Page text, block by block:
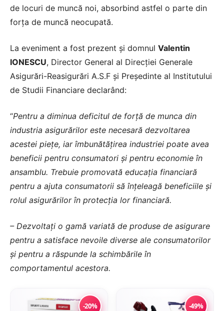
de locuri de muncă noi, absorbind astfel o parte din
forța de muncă neocupată.
La eveniment a fost prezent și domnul Valentin
IONESCU, Director General al Direcției Generale
Asigurări-Reasigurări A.S.F și Preşedinte al Institutului
de Studii Financiare declarând:
“Pentru a diminua deficitul de forță de munca din
industria asigurărilor este necesară dezvoltarea
acestei piețe, iar îmbunătățirea industriei poate avea
beneficii pentru consumatori și pentru economie în
ansamblu. Trebuie promovată educația financiară
pentru a ajuta consumatorii să înțeleagă beneficiile și
rolul asigurărilor în protecția lor financiară.
– Dezvoltați o gamă variată de produse de asigurare
pentru a satisface nevoile diverse ale consumatorilor
și pentru a răspunde la schimbările în
comportamentul acestora.
-20% -49%